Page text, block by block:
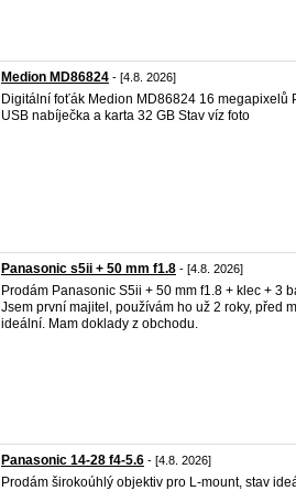
Medion MD86824 - [4.8. 2026]
Digitální foťák Medion MD86824 16 megapixelů
USB nabíječka a karta 32 GB Stav víz foto
Panasonic s5ii + 50 mm f1.8 - [4.8. 2026]
Prodám Panasonic S5ii + 50 mm f1.8 + klec + 3
Jsem první majitel, používám ho už 2 roky, před
ideální. Mam doklady z obchodu.
Panasonic 14-28 f4-5.6 - [4.8. 2026]
Prodám širokoúhlý objektiv pro L-mount, stav